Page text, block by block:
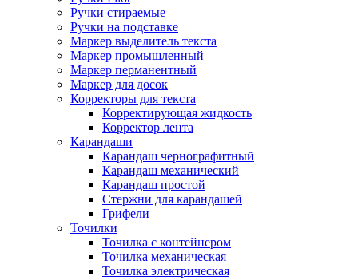
Ручки стираемые
Ручки на подставке
Маркер выделитель текста
Маркер промышленный
Маркер перманентный
Маркер для досок
Корректоры для текста
Корректирующая жидкость
Корректор лента
Карандаши
Карандаш чернографитный
Карандаш механический
Карандаш простой
Стержни для карандашей
Грифели
Точилки
Точилка с контейнером
Точилка механическая
Точилка электрическая